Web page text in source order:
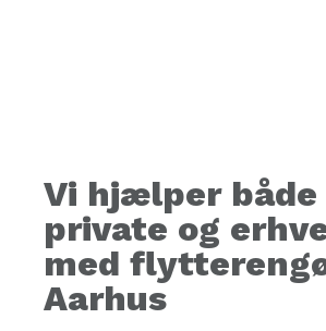
Vi hjælper både
private og
med
Aarhus